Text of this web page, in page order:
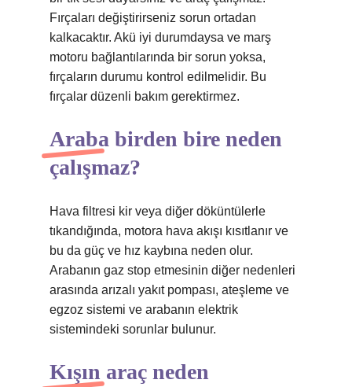
Fırçaları değiştirirseniz sorun ortadan
kalkacaktır. Akü iyi durumdaysa ve marş
motoru bağlantılarında bir sorun yoksa,
fırçaların durumu kontrol edilmelidir. Bu
fırçalar düzenli bakım gerektirmez.
Araba birden bire neden
çalışmaz?
Hava filtresi kir veya diğer döküntülerle
tıkandığında, motora hava akışı kısıtlanır ve
bu da güç ve hız kaybına neden olur.
Arabanın gaz stop etmesinin diğer nedenleri
arasında arızalı yakıt pompası, ateşleme ve
egzoz sistemi ve arabanın elektrik
sistemindeki sorunlar bulunur.
Kışın araç neden